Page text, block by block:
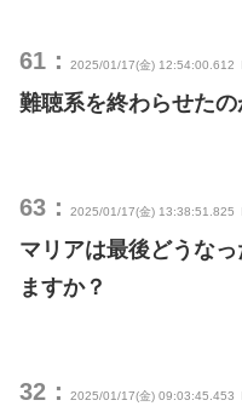
61： 2025/01/17(金) 12:54:00.612
難聴系を終わらせた
63： 2025/01/17(金) 13:38:51.825
マリアは最後どうな
ますか？
32： 2025/01/17(金) 09:03:45.453